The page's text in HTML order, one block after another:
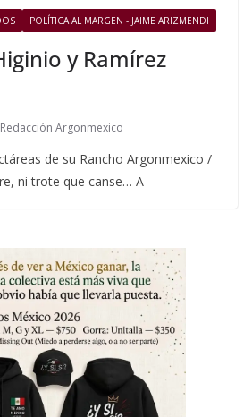
POLÍTICA AL MARGEN - JAIME ARIZMENDI
y Ramírez
Redacción Argonmexico
de su Rancho Argonmexico /
ni trote que canse… A